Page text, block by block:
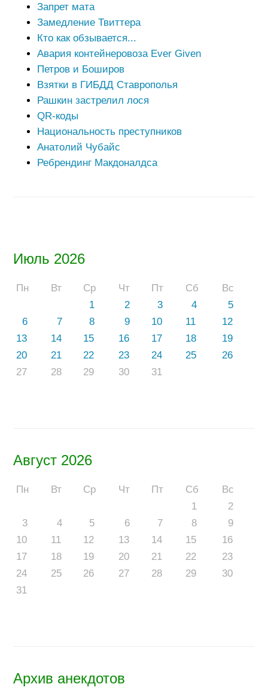
Июль 2026
Пн Вт Ср Чт Пт Сб
Вс
1
2 3 4
5
6
7 8 9 10 11
12
13
14 15 16 17 18
19
20
21 22 23 24 25
26
27
28 29 30 31
Август 2026
Пн Вт Ср Чт Пт Сб
Вс
1
2
3
4 5 6 7 8
9
10
11 12 13 14 15
16
17
18 19 20 21 22
23
24
25 26 27 28 29
30
31
Архив анекдотов
Запрет мата
Замедление Твиттера
Кто как обзывается...
Авария контейнеровоза Ever Given
Петров и Боширов
Взятки в ГИБДД Ставрополья
Рашкин застрелил лося
QR-коды
Национальность преступников
Анатолий Чубайс
Ребрендинг Макдоналдса